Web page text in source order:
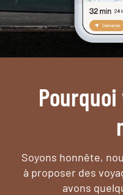
Soyons honnête,
à proposer des
avons